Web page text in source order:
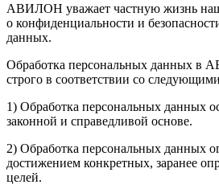
АВИЛОН уважает частную жизнь
о конфиденциальности и
данных.
Обработка персональных данных в
строго в соответствии со
1) Обработка персональных данных
законной и справедливой основе.
2) Обработка персональных данных
достижением конкретных, заранее
целей.